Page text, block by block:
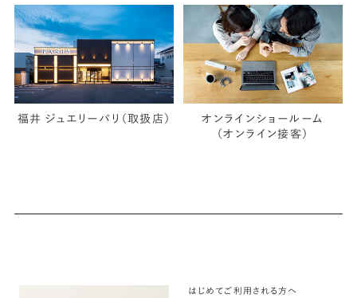
福井 ジュエリーパリ（取扱店）
オンラインショールーム
（オンライン接客）
はじめてご利用される方へ